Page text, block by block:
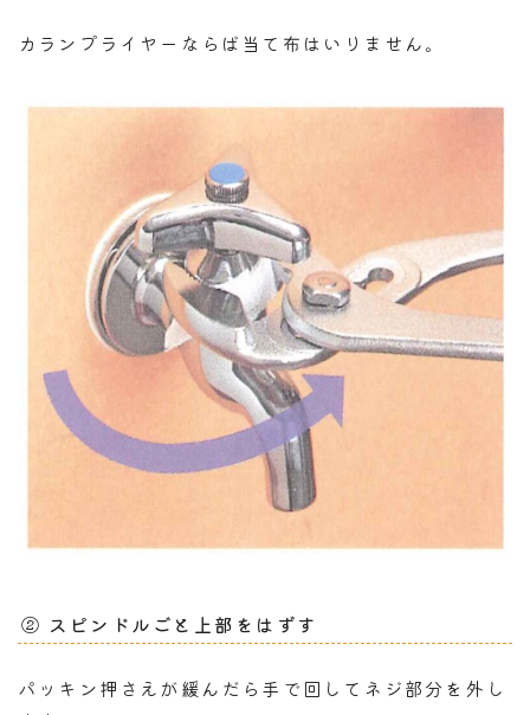
カランプライヤーならば当て布はいりません。
② スピンドルごと上部をはずす
パッキン押さえが緩んだら手で回してネジ部分を外し